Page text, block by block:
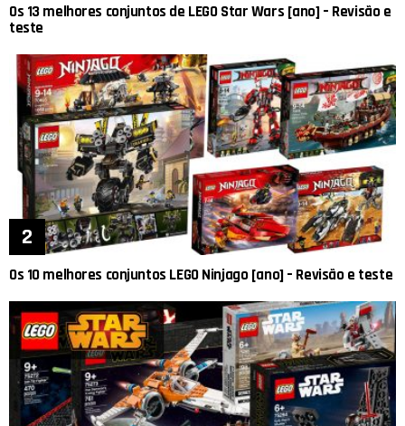
Os 13 melhores conjuntos de LEGO Star Wars [ano] – Revisão e
teste
Os 10 melhores conjuntos LEGO Ninjago [ano] – Revisão e teste